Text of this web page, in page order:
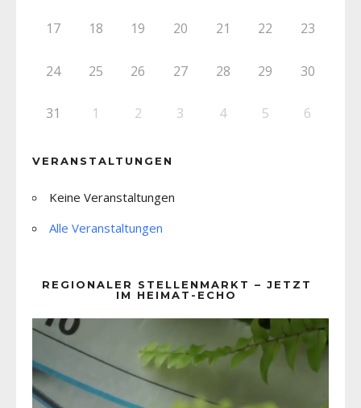
17 18 19 20 21 22 23
24 25 26 27 28 29 30
31 1 2 3 4 5 6
VERANSTALTUNGEN
Keine Veranstaltungen
Alle Veranstaltungen
REGIONALER STELLENMARKT – JETZT
IM HEIMAT-ECHO
Player